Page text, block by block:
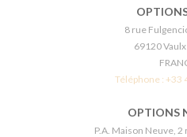
8 rue
69120
Téléphone : +33
OPTIONS
P.A. Maison Neuve,